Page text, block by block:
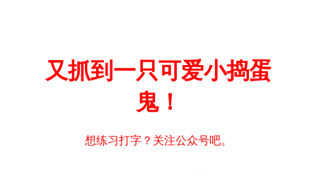
又抓到一只可爱小捣蛋
鬼！
想练习打字？关注公众号吧。